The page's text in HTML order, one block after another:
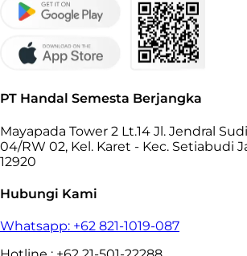
PT Handal Semesta Berjangka
Mayapada Tower 2 Lt.14 Jl. Jendral
04/RW 02, Kel. Karet - Kec. Setiabudi
12920
Hubungi Kami
Whatsapp: +62 821-1019-087